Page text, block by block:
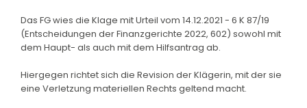
Das FG wies die Klage mit Urteil vom 14.12.2021 - 6 K 87/19
(Entscheidungen der Finanzgerichte 2022, 602) sowohl mit
dem Haupt- als auch mit dem Hilfsantrag ab.
Hiergegen richtet sich die Revision der Klägerin, mit der sie
eine Verletzung materiellen Rechts geltend macht.